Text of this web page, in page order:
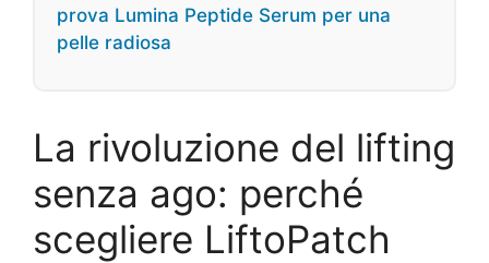
prova Lumina Peptide Serum per una
pelle radiosa
La rivoluzione del lifting
senza ago: perché
scegliere LiftoPatch